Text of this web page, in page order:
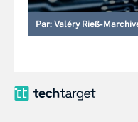
Par: Valéry Rieß-